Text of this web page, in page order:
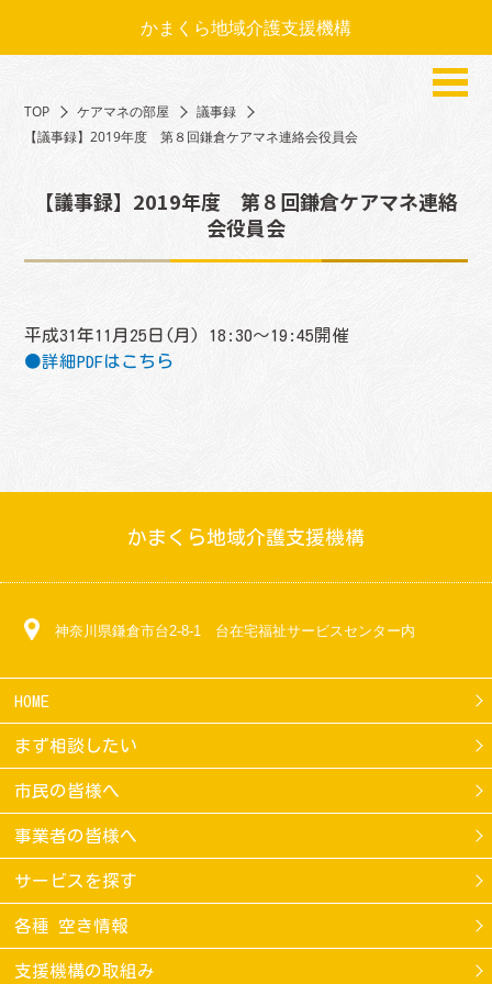
かまくら地域介護支援機構
TOP ケアマネの部屋
議事録
【議事録】2019年度 第８回鎌倉ケアマネ連絡会役員会
【議事録】2019年度 第８回鎌倉ケアマネ連絡
会役員会
平成31年11月25日(月) 18:30～19:45開催
●詳細PDFはこちら
かまくら地域介護支援機構
神奈川県鎌倉市台2-8-1 台在宅福祉サービスセンター内
HOME
まず相談したい
市民の皆様へ
事業者の皆様へ
サービスを探す
各種 空き情報
支援機構の取組み